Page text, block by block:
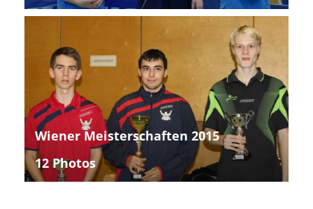
Wiener Meisterschaften 2015
12 Photos